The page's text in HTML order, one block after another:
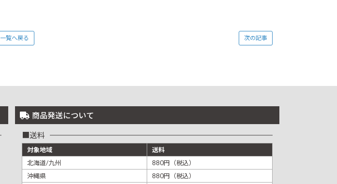
一覧へ戻る 次の記事
商品発送について
送料
対象地域
送料
北海道/九州
880円（税込）
沖縄県
880円（税込）